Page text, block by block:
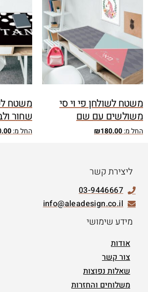
משטח לשולחן פי וי סי
משולשים עם שם
החל מ: ₪180.00
משטח
שחור
החל מ:
ליצירת קשר
03-9446667
info@aleadesign.co.il
מידע שימושי
אודות
צור קשר
שאלות נפוצות
משלוחים והחזרות